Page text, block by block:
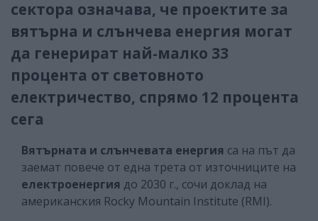
сектора означава, че проектите за
вятърна и слънчева енергия могат
да генерират най-малко 33
процента от световното
електричество, спрямо 12 процента
сега
Вятърната и слънчевата енергия са на път да
заемат повече от една трета от източниците на
електроенергия до 2030 г., сочи доклад на
американския Rocky Mountain Institute (RMI).